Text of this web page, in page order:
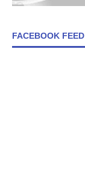
FACEBOOK FEED